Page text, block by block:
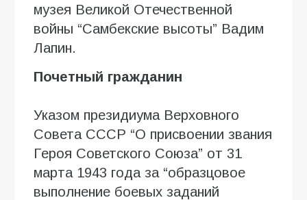
музея Великой Отечественной
войны “Самбекские высоты” Вадим
Лапин.
Почетный гражданин
Указом президиума Верховного
Совета СССР “О присвоении звания
Героя Советского Союза” от 31
марта 1943 года за “образцовое
выполнение боевых заданий